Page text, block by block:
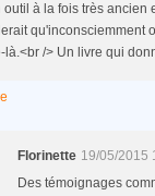
outil à la fois très ancien
qu'inconsciemment
là.<br /> Un livre qui
Florinette 19/05/2015
Des témoignages